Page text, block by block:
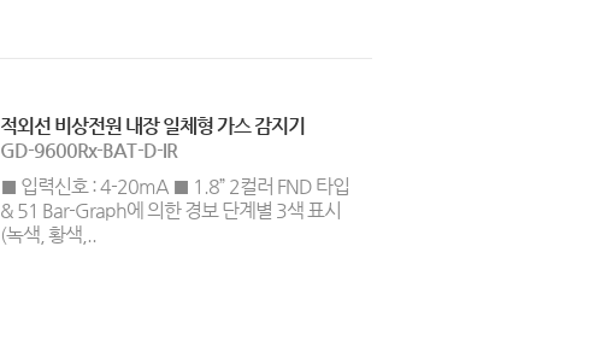
적외선 비상전원 내장 일체형 가스 감지기
GD-9600Rx-BAT-D-IR
■ 입력신호 : 4-20mA ■ 1.8” 2컬러 FND 타입
& 51 Bar-Graph에 의한 경보 단계별 3색 표시
(녹색, 황색,..